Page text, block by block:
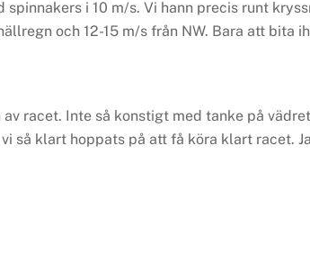
i 10 m/s. Vi hann precis runt
och 12-15 m/s från NW. Bara att bita
racet. Inte så konstigt med tanke på
så klart hoppats på att få köra klart racet.